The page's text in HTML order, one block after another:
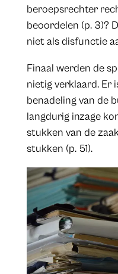
beroepsrechter
beoordelen (p. 3)?
niet als disfunctie
Finaal werden de
nietig verklaard. Er
benadeling van de
langdurig inzage
stukken van de
stukken (p. 51).